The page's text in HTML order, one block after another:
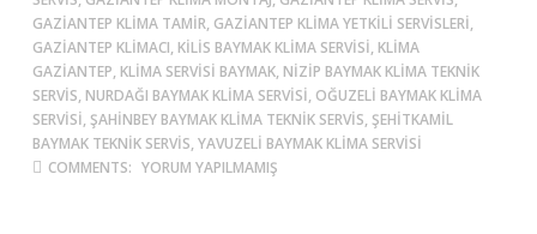
GAZIANTEP KLIMA TAMIR, GAZIANTEP KLIMA YETKILI SERVISLERI,
GAZIANTEP KLIMACI, KILIS BAYMAK KLIMA SERVISI, KLIMA
GAZIANTEP, KLIMA SERVISI BAYMAK, NIZIP BAYMAK KLIMA TEKNIK
SERVIS, NURDAĞI BAYMAK KLIMA SERVISI, OĞUZELI BAYMAK KLIMA
SERVISI, ŞAHINBEY BAYMAK KLIMA TEKNIK SERVIS, ŞEHITKAMIL
BAYMAK TEKNIK SERVIS, YAVUZELI BAYMAK KLIMA SERVISI
COMMENTS: YORUM YAPILMAMIŞ